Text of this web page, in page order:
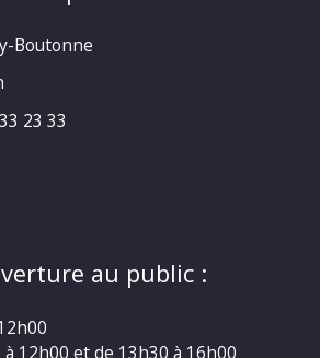
Boutonne
23 33
au public :
12h00 et de 13h30 à 16h00